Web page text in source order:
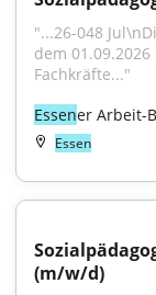
"...26-048
dem
Fachkräfte..."
Essener Arbeit-
Essen
(m/w/d)